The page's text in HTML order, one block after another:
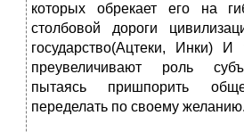
которых обрекает его на
столбовой дороги
государство(Ацтеки, Инки)
преувеличивают роль
пытаясь пришпорить
переделать по своему желанию.